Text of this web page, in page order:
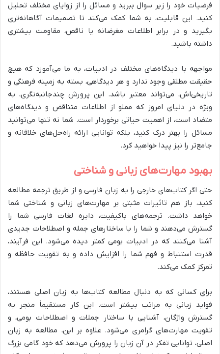
فرضیات خود را زیر سوال ببرید و مسائل را از زوایای مختلف تحلیل
کنید. این قابلیت، به شما کمک می‌کند تا تصمیمات آگاهانه‌تری
بگیرید و در برابر اطلاعات مغرضانه یا ناقص، مقاومت بیشتری
داشته باشید.
مواجهه با دیدگاه‌های مختلف در ادبیات، به ما می‌آموزد که هیچ
حقیقت مطلقی وجود ندارد و هر دیدگاهی، بسته به زمینه فرهنگی و
تاریخی‌اش، می‌تواند معتبر باشد. این پرورش چندجانبه‌نگری، به
ویژه در دنیای امروز که مملو از اطلاعات متناقض و دیدگاه‌های
متضاد است، از اهمیت حیاتی برخوردار است. شما نه تنها می‌توانید
مسائل را بهتر درک کنید، بلکه توانایی ارائه راه‌حل‌های خلاقانه و
جامع‌تر را نیز پیدا خواهید کرد.
بهبود مهارت‌های زبانی و شناختی
حتی اگر کتاب‌های خارجی را به زبان فارسی و از طریق ترجمه مطالعه
کنید، باز هم تاثیرات مثبتی بر مهارت‌های زبانی و شناختی شما
خواهد داشت. ترجمه‌های باکیفیت، دایره لغات فارسی شما را
گسترش می‌دهند و شما را با ساختارهای جمله و اصطلاحات جدیدی
آشنا می‌کنند که در ادبیات بومی کمتر دیده می‌شود. این فرآیند،
قدرت استنباط و فهم شما را افزایش داده و به تقویت حافظه و
تمرکز کمک می‌کند.
برای کسانی که به دنبال مطالعه کتاب‌ها به زبان اصلی هستند،
فواید زبانی به مراتب بیشتر است. این کار مستقیماً منجر به
گسترش واژگان، آشنایی با ساختار جملات و اصطلاحات بومی، و
تقویت مهارت‌های گرامری می‌شود. علاوه بر این، مطالعه به زبان
اصلی، توانایی تفکر در آن زبان را پرورش می‌دهد که خود گامی بزرگ